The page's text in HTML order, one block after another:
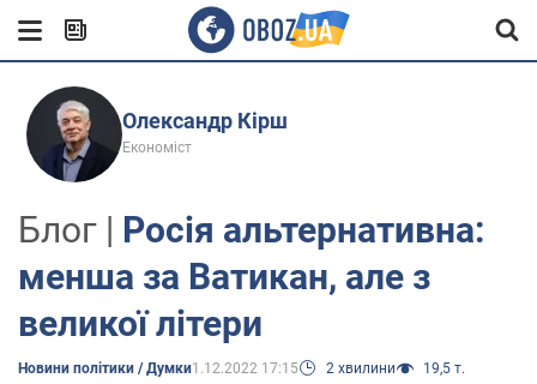
Олександр Кірш
Економіст
Блог | Росія альтернативна:
менша за Ватикан, але з
великої літери
Новини політики / Думки1.12.2022 17:15 2 хвилини 19,5 т.